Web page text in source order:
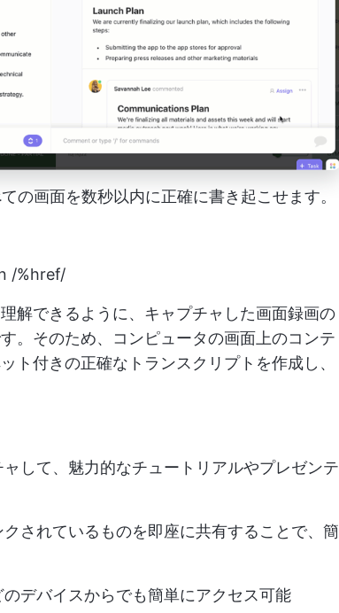
の画面を数秒以内に正確に書き起こせます。
/%href/
解できるように、キャプチャした画面録画の
。そのため、コンピュータの画面上のコンテ
ト付きの正確なトランスクリプトを作成し、
して、魅力的なチュートリアルやプレゼンテ
されているものを即座に共有することで、簡
デバイスからでも簡単にアクセス可能